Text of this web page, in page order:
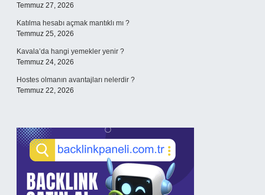
Temmuz 27, 2026
Katılma hesabı açmak mantıklı mı ?
Temmuz 25, 2026
Kavala’da hangi yemekler yenir ?
Temmuz 24, 2026
Hostes olmanın avantajları nelerdir ?
Temmuz 22, 2026